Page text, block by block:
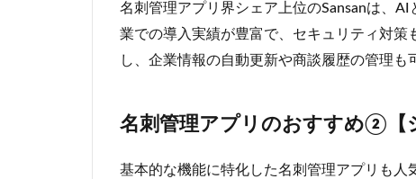
名刺管理アプリ界シェア上位のSansanは、
業での導入実績が豊富で、セキュリティ対
し、企業情報の自動更新や商談履歴の管理も
名刺管理アプリのおすすめ②【
基本的な機能に特化した名刺管理アプリも人